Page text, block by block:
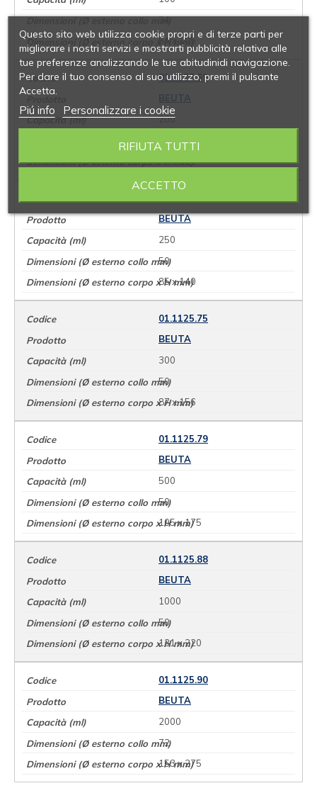
34
64 x 105
01.1125.69
BEUTA
200
50
79 x 131
BEUTA
250
50
85 x 140
01.1125.75
BEUTA
300
50
87 x 156
01.1125.79
BEUTA
500
50
105 x 175
01.1125.88
BEUTA
1000
50
131 x 220
01.1125.90
BEUTA
2000
72
153 x 275
Questo sito web utilizza cookie propri e di terze parti per
migliorare i nostri servizi e mostrarti pubblicità relativa alle
tue preferenze analizzando le tue abitudinidi navigazione.
Per dare il tuo consenso al suo utilizzo, premi il pulsante
Accetta.
Piú info Personalizzare i cookie
RIFIUTA TUTTI
ACCETTO